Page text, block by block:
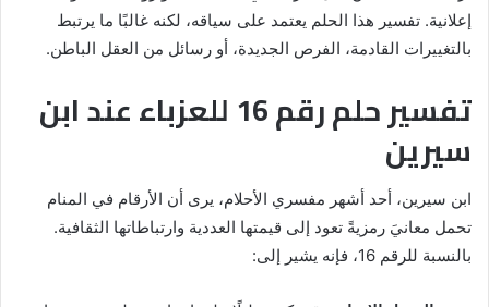
إعلانية. تفسير هذا الحلم يعتمد على سياقه، لكنه غالبًا ما يرتبط
بالتغييرات القادمة، الفرص الجديدة، أو رسائل من العقل الباطن.
تفسير حلم رقم 16 للعزباء عند ابن
سيرين
ابن سيرين، أحد أشهر مفسري الأحلام، يرى أن الأرقام في المنام
تحمل معانيَ رمزيةً تعود إلى قيمتها العددية وارتباطاتها الثقافية.
بالنسبة للرقم 16، فإنه يشير إلى: